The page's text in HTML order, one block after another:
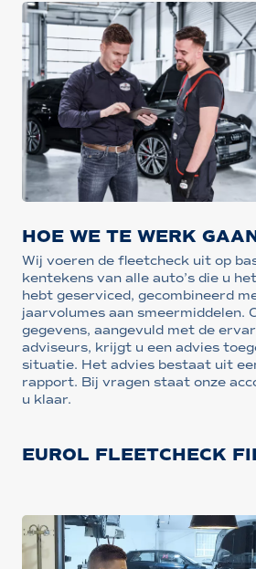
HOE WE TE WERK
Wij voeren de fleetcheck uit op
kentekens van alle auto’s die u
hebt geserviced, gecombineerd
jaarvolumes aan smeermiddelen.
gegevens, aangevuld met de
adviseurs, krijgt u een advies
situatie. Het advies bestaat uit
rapport. Bij vragen staat onze
u klaar.
EUROL FLEETCHECK